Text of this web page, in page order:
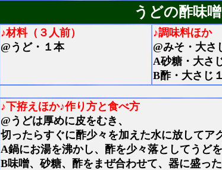
うどの酢味
♪材料（３人前）
@うど・１本
♪調味料ほか
@みそ・大さ
A砂糖・大さ
B酢・大さじ
♪下拵えほか♪作り方と食べ方
@うどは厚めに皮をむき、
切ったらすぐに酢少々を加えた水に放してア
A鍋にお湯を沸かし、酢を少々落としてうど
B味噌、砂糖、酢をまぜ合わせて、器に盛っ